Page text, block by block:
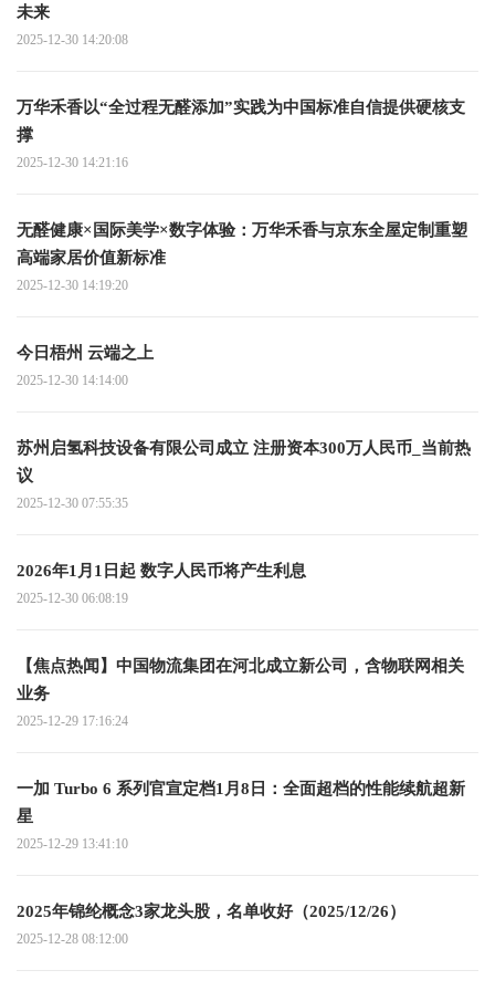
未来
2025-12-30 14:20:08
万华禾香以“全过程无醛添加”实践为中国标准自信提供硬核支
撑
2025-12-30 14:21:16
无醛健康×国际美学×数字体验：万华禾香与京东全屋定制重塑
高端家居价值新标准
2025-12-30 14:19:20
今日梧州 云端之上
2025-12-30 14:14:00
苏州启氢科技设备有限公司成立 注册资本300万人民币_当前热
议
2025-12-30 07:55:35
2026年1月1日起 数字人民币将产生利息
2025-12-30 06:08:19
【焦点热闻】中国物流集团在河北成立新公司，含物联网相关
业务
2025-12-29 17:16:24
一加 Turbo 6 系列官宣定档1月8日：全面超档的性能续航超新
星
2025-12-29 13:41:10
2025年锦纶概念3家龙头股，名单收好（2025/12/26）
2025-12-28 08:12:00